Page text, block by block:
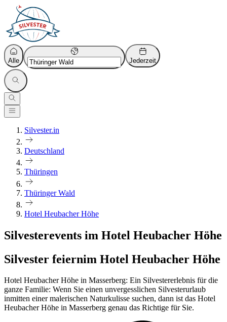
Alle Jederzeit
Silvester.in
Deutschland
Thüringen
Thüringer Wald
Hotel Heubacher Höhe
Silvesterevents im Hotel Heubacher Höhe
Silvester feiernim Hotel Heubacher Höhe
Hotel Heubacher Höhe in Masserberg: Ein Silvestererlebnis für die
ganze Familie: Wenn Sie einen unvergesslichen Silvesterurlaub
inmitten einer malerischen Naturkulisse suchen, dann ist das Hotel
Heubacher Höhe in Masserberg genau das Richtige für Sie.